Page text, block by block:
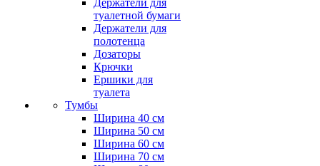
Держатели для
туалетной бумаги
Держатели для
полотенца
Дозаторы
Крючки
Ершики для
туалета
Тумбы
Ширина 40 см
Ширина 50 см
Ширина 60 см
Ширина 70 см